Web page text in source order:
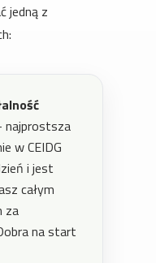
jedną z
w CEIDG
i jest
całym
za
na start